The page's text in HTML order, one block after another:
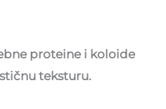
proteine i koloide
teksturu.